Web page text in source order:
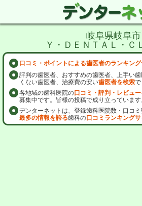
岐阜県岐阜市
Ｙ・ＤＥＮＴＡＬ・Ｃ
口コミ・ポイントによる歯医者のランキング
評判の歯医者、おすすめの歯医者、上手い
くない歯医者、治療費の安い歯医者を検索で
各地域の歯科医院の口コミ・評判・レビュ
募集中です。皆様の投稿で成り立っています
デンターネットは、登録歯科医院数・口コ
最多の情報を誇る歯科の口コミランキングサ